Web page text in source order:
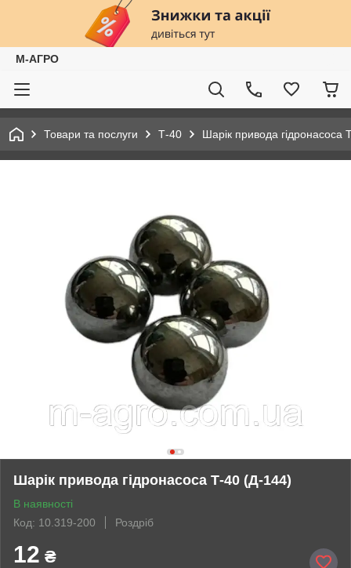
М-АГРО
Товари та послуги Т-40 Шарік привода гідронасоса
Шарік привода гідронасоса Т-40 (Д-144)
В наявності
Код: 10.319-200
Роздріб
12 ₴